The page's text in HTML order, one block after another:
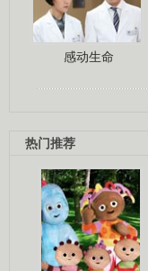
感动生命
热门推荐